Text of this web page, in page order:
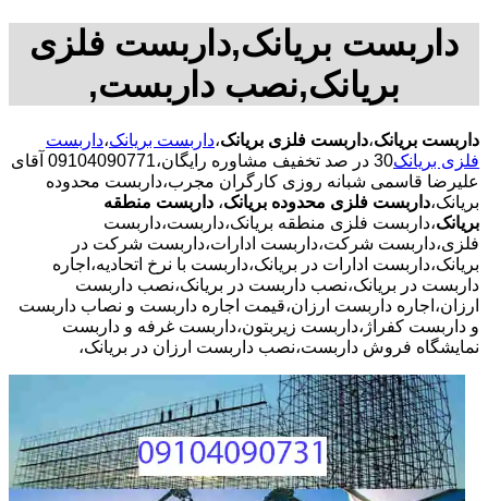
داربست بریانک,داربست فلزی
بریانک,نصب داربست,
داربست بریانک،داربست فلزی بریانک،داربست بریانک،داربست
فلزی بریانک
30 در صد تخفیف مشاوره رایگان،09104090771 آقای
علیرضا قاسمی شبانه روزی کارگران مجرب،داربست محدوده
بریانک،داربست فلزی محدوده بریانک، داربست منطقه
بریانک،داربست فلزی منطقه بریانک،داربست،داربست
فلزی،داربست شرکت،داربست ادارات،داربست شرکت در
بریانک،داربست ادارات در بریانک،داربست با نرخ اتحادیه،اجاره
داربست در بریانک،نصب داربست در بریانک،نصب داربست
ارزان،اجاره داربست ارزان،قیمت اجاره داربست و نصاب داربست
و داربست کفراژ،داربست زیربتون،داربست غرفه و داربست
نمایشگاه فروش داربست،نصب داربست ارزان در بریانک،